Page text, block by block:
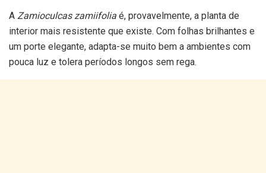
A Zamioculcas zamiifolia é, provavelmente, a planta de
interior mais resistente que existe. Com folhas brilhantes e
um porte elegante, adapta-se muito bem a ambientes com
pouca luz e tolera períodos longos sem rega.